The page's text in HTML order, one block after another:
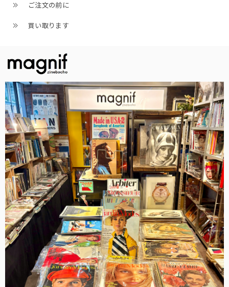
ご注文の前に
買い取ります